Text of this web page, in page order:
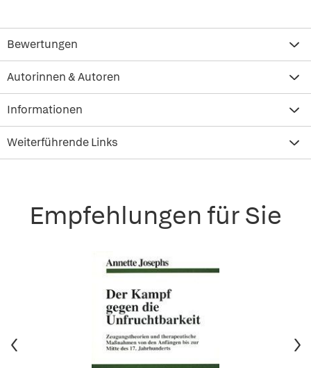
Bewertungen
Autorinnen & Autoren
Informationen
Weiterführende Links
Empfehlungen für Sie